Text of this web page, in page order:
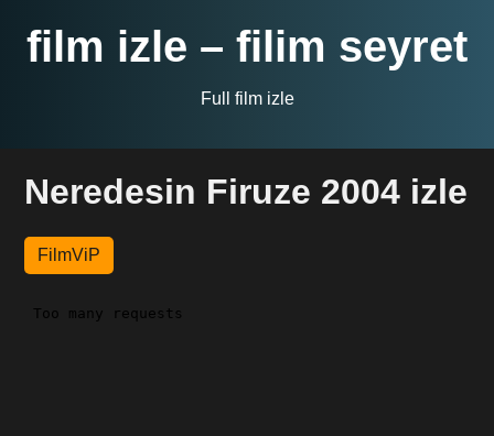
film izle – filim seyret
Full film izle
Neredesin Firuze 2004 izle
FilmViP